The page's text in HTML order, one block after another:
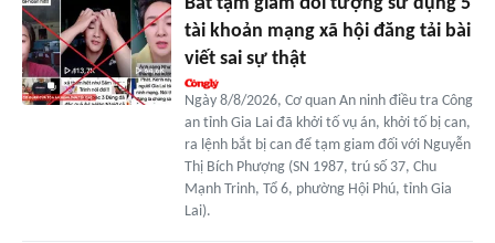
tài khoản mạng xã hội đăng tải bài
viết sai sự thật
Ngày 8/8/2026, Cơ quan An ninh điều tra Công
an tỉnh Gia Lai đã khởi tố vụ án, khởi tố bị can,
ra lệnh bắt bị can để tạm giam đối với Nguyễn
Thị Bích Phượng (SN 1987, trú số 37, Chu
Mạnh Trinh, Tổ 6, phường Hội Phú, tỉnh Gia
Lai).